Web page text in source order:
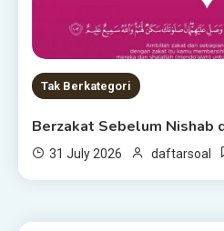
Tak Berkategori
Berzakat Sebelum Nishab
31 July 2026 daftarsoal